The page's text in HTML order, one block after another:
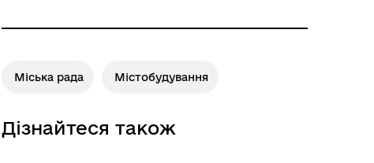
Міська рада Містобудування
Дізнайтеся також